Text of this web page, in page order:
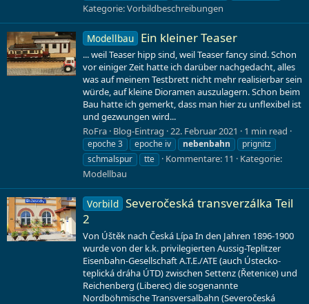
Kategorie:Vorbildbeschreibungen
Modellbau Ein kleiner Teaser
... weil Teaser hipp sind, weil Teaser fancy sind. Schon
vor einiger Zeit hatte ich darüber nachgedacht, alles
was auf meinem Testbrett nicht mehr realisierbar sein
würde, auf kleine Dioramen auszulagern. Schon beim
Bau hatte ich gemerkt, dass man hier zu unflexibel ist
und gezwungen wird...
RoFra Blog-Eintrag 22. Februar 2021 1 min read
epoche 3 epoche iv nebenbahn
prignitz
schmalspur
tte Kommentare: 11
Kategorie:
Modellbau
Vorbild Severočeská transverzálka Teil
2
Von Úštěk nach Česká Lípa In den Jahren 1896-1900
wurde von der k.k. privilegierten Aussig-Teplitzer
Eisenbahn-Gesellschaft A.T.E./ATE (auch Ústecko-
teplická dráha ÚTD) zwischen Settenz (Řetenice) und
Reichenberg (Liberec) die sogenannte
Nordböhmische Transversalbahn (Severočeská